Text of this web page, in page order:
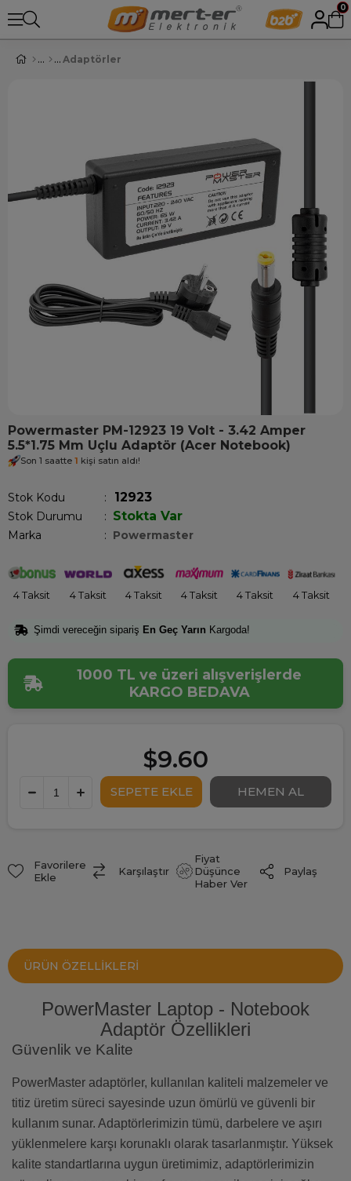
0
Adaptörler
Powermaster PM-12923 19 Volt - 3.42 Amper
5.5*1.75 Mm Uçlu Adaptör (Acer Notebook)
Son 1 saatte 1 kişi satın aldı!
Stok Kodu 12923
Stok Durumu : Stokta Var
Marka : Powermaster
4 Taksit 4 Taksit 4 Taksit 4 Taksit 4 Taksit 4 Taksit
Şimdi vereceğin sipariş En Geç Yarın Kargoda!
1000 TL ve üzeri alışverişlerde
KARGO BEDAVA
$9.60
Favorilere
Ekle
Karşılaştır
Fiyat
Düşünce
Haber Ver
Paylaş
ÜRÜN ÖZELLIKLERI
PowerMaster Laptop - Notebook
Adaptör Özellikleri
Güvenlik ve Kalite
PowerMaster adaptörler, kullanılan kaliteli malzemeler ve
titiz üretim süreci sayesinde uzun ömürlü ve güvenli bir
kullanım sunar. Adaptörlerimizin tümü, darbelere ve aşırı
yüklenmelere karşı korunaklı olarak tasarlanmıştır. Yüksek
kalite standartlarına uygun üretimimiz, adaptörlerimizin